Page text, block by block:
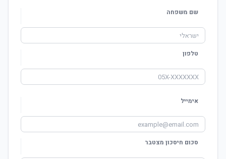
שם משפחה
טלפון
אימייל
סכום חיסכון מצטבר